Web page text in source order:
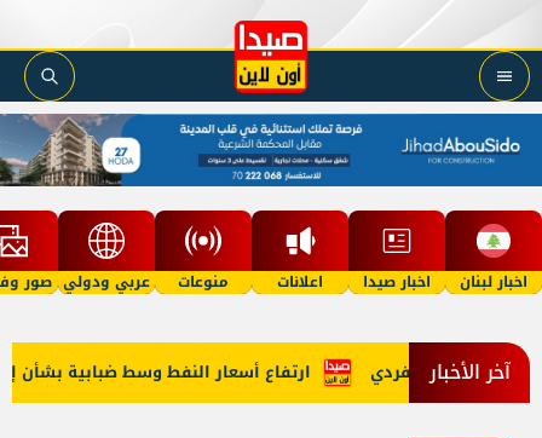
اخبار لبنان اخبار صيدا اعلانات منوعات عربي ودولي صور
آخر الأخبار ارتفاع أسعار النفط وسط ضبابية بشأن إعادة فتح مضيق إشكال فردي